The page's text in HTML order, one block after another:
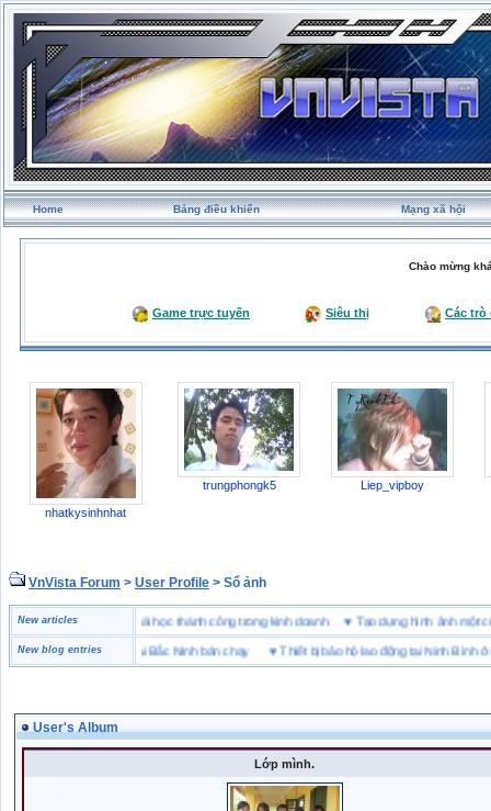
Home Bảng điều khiển Mạng xã hội
Chào mừng
Game trực tuyến Siêu thị Các trò
nhatkysinhnhat
trungphongk5 Liep_vipboy
VnVista Forum > User Profile > Sổ ảnh
New articles
biệt” của Microsoft ♥4 bài học thành công trong kinh doanh ♥Tạo dựng hình ảnh
New blog entries
hiệu giày bảo hộ tại Bắc Ninh bán chạy♥ Thiết bị bảo hộ lao động tại Ninh Bình ở đâu
User's Album
Lớp mình.